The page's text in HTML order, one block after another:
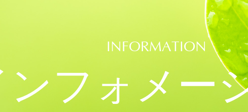
INFORMATION
ンフォメー